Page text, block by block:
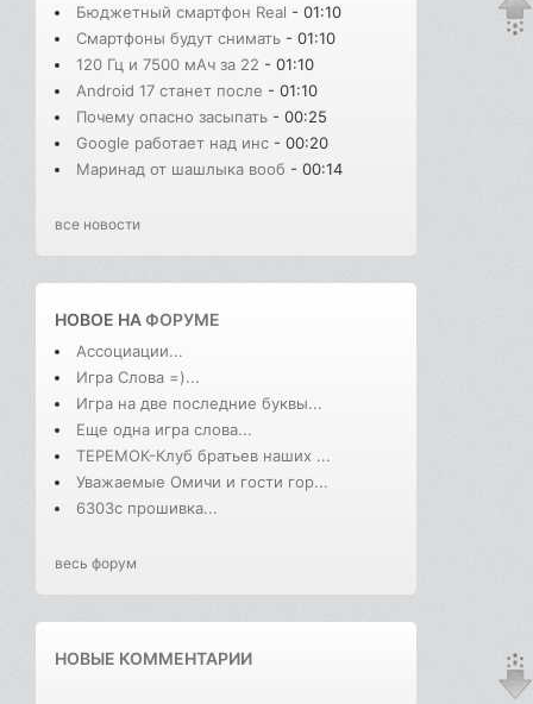
Бюджетный смартфон Real - 01:10
Смартфоны будут снимать - 01:10
120 Гц и 7500 мАч за 22 - 01:10
Android 17 станет после - 01:10
Почему опасно засыпать - 00:25
Google работает над инс - 00:20
Маринад от шашлыка вооб - 00:14
все новости
НОВОЕ НАФОРУМЕ
Ассоциации...
Игра Слова =)...
Игра на две последние буквы...
Еще одна игра слова...
ТЕРЕМОК-Клуб братьев наших ...
Уважаемые Омичи и гости гор...
6303с прошивка...
весь форум
НОВЫЕ КОММЕНТАРИИ